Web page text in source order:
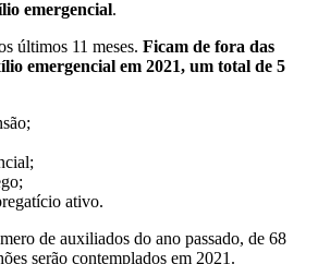
emergencial.
últimos 11 meses. Ficam de fora das
emergencial em 2021, um total de 5
ativo.
de auxiliados do ano passado, de 68
serão contemplados em 2021.